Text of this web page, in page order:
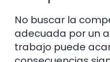
No buscar la
adecuada por un
trabajo puede